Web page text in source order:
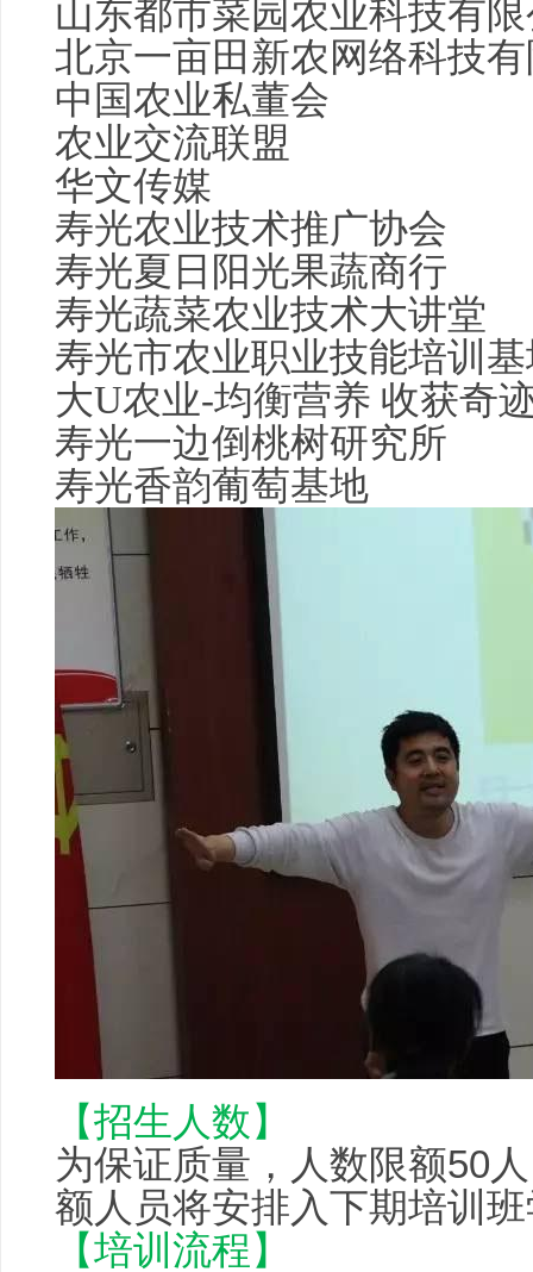
山东都市菜园农业科技有
北京一亩田新农网络科技
中国农业私董会
农业交流联盟
华文传媒
寿光农业技术推广协会
寿光夏日阳光果蔬商行
寿光蔬菜农业技术大讲堂
寿光市农业职业技能培训
大U农业-均衡营养 收获奇
寿光一边倒桃树研究所
寿光香韵葡萄基地
【招生人数】
为保证质量，人数限额50
额人员将安排入下期培训
【培训流程】